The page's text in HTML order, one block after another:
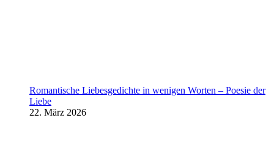
Romantische Liebesgedichte in wenigen Worten – Poesie der
Liebe
22. März 2026